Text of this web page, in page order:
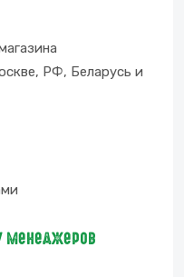
РФ, Беларусь и
менеджеров